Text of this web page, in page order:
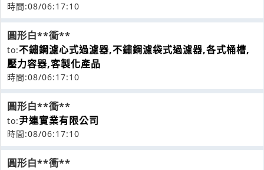
時間:08/06:17:10
圓形白**衝**
to:不鏽鋼濾心式過濾器,不鏽鋼濾袋式過濾器,各式桶槽,
壓力容器,客製化產品
時間:08/06:17:10
圓形白**衝**
to:尹連實業有限公司
時間:08/06:17:10
圓形白**衝**